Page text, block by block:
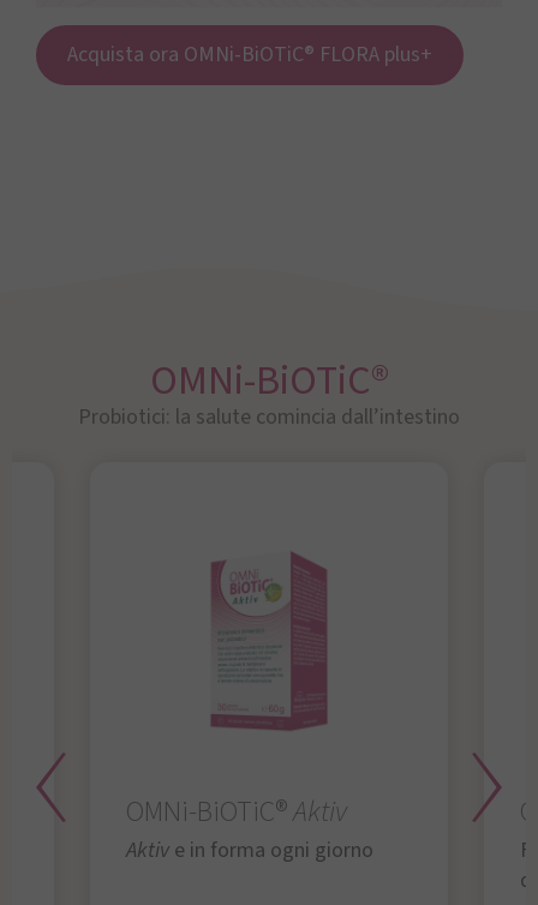
Acquista ora OMNi-BiOTiC® FLORA plus+
OMNi-BiOTiC®
Probiotici: la salute comincia dall’intestino
OMNi-BiOTiC®Aktiv
Aktiv e in forma ogni giorno